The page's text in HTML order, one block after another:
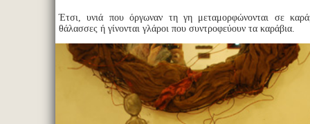
Έτσι, υνιά που όργωναν τη γη μεταμορφώνονται σε
θάλασσες ή γίνονται γλάροι που συντροφεύουν τα καράβια.